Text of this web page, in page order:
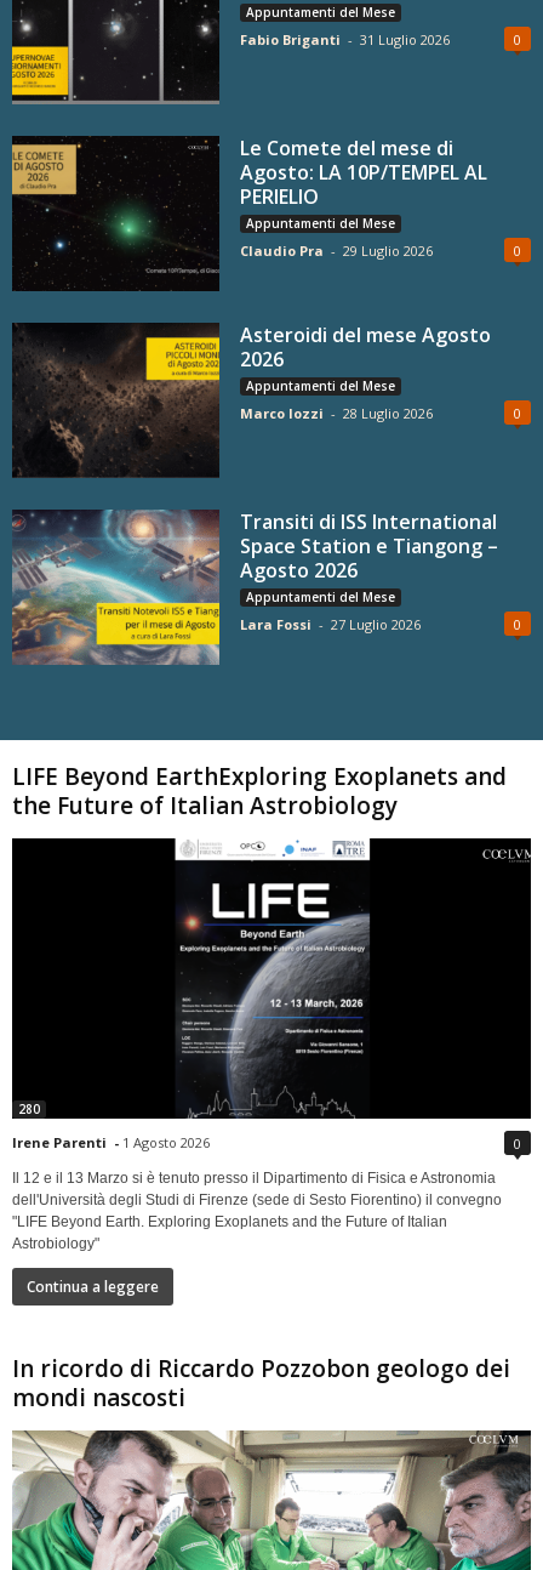
Appuntamenti del Mese
Fabio Briganti - 31 Luglio 2026 0
Le Comete del mese di
Agosto: LA 10P/TEMPEL AL
PERIELIO
Appuntamenti del Mese
Claudio Pra - 29 Luglio 2026 0
Asteroidi del mese Agosto
2026
Appuntamenti del Mese
Marco Iozzi - 28 Luglio 2026 0
Transiti di ISS International
Space Station e Tiangong –
Agosto 2026
Appuntamenti del Mese
Lara Fossi - 27 Luglio 2026 0
LIFE Beyond EarthExploring Exoplanets and
the Future of Italian Astrobiology
280
Irene Parenti - 1 Agosto 2026 0
Il 12 e il 13 Marzo si è tenuto presso il Dipartimento di Fisica e Astronomia
dell'Università degli Studi di Firenze (sede di Sesto Fiorentino) il convegno
"LIFE Beyond Earth. Exploring Exoplanets and the Future of Italian
Astrobiology"
Continua a leggere
In ricordo di Riccardo Pozzobon geologo dei
mondi nascosti